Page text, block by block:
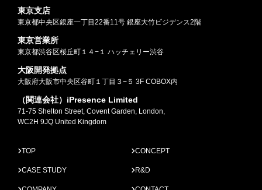
東京支店
東京都中央区銀座一丁目22番11号 銀座大竹ビジデンス2階
東京営業所
東京都渋谷区桜丘町１４−１ ハッチェリー渋谷
大阪開発拠点
大阪府大阪市中央区谷町１丁目３−５ 3F COBOX内
（関連会社）iPresence Limited
71-75 Shelton Street, Covent Garden, London,
WC2H 9JQ United Kingdom
TOP CONCEPT
CASE STUDY R&D